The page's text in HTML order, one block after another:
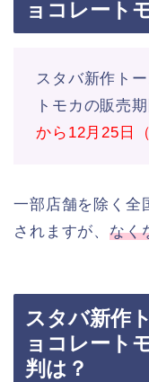
ョコレート
スタバ新作ト
トモカの販売期
から12月25日
一部店舗を除く全
されますが、なく
スタバ新作
ョコレート
判は？